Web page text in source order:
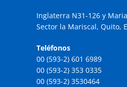
Inglaterra N31-126 y
Sector la Mariscal, Quito,
Teléfonos
00 (593-2) 601 6989
00 (593-2) 353 0335
00 (593-2) 3530464